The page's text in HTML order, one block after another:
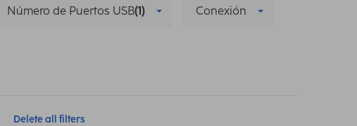
Número de Puertos USB(1) Conexión
Delete all filters